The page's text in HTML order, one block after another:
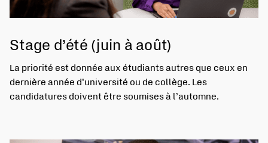
Stage d’été (juin à août)
La priorité est donnée aux étudiants autres que ceux en
dernière année d’université ou de collège. Les
candidatures doivent être soumises à l’automne.